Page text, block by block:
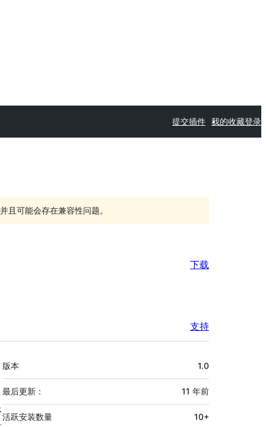
提交插件 我的收藏登录
且可能会存在兼容性问题。
下载
支持
额
外
信
息
版本 1.0
最后更新： 11 年前
活跃安装数量 10+